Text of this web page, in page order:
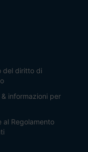
del diritto di
informazioni per
al Regolamento